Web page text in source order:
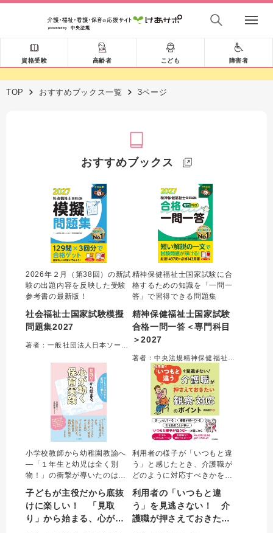
資格受験 高齢者 こども 障害者
TOP おすすめブックス一覧 3ページ
おすすめブックス
2026年２月（第38回）の新試
験の出題内容を反映した受験
参考書の最新版！
社会福祉士国家試験模擬
問題集2027
精神保健福祉士国家試験に合
格するための知識を「一問一
答」で習得できる問題集
精神保健福祉士国家試験
合格一問一答＜専門科目
＞2027
小学校教師から幼稚園教諭へ
―「１年生と幼児は全く別
物！」の衝撃が導いたのは、
並びでともに学ぶ」への大転
換。幼児の溢れる生命力と好
奇心に真正面から向き合う現
子どもが主役だから底抜
けに楽しい！ 「見取
り」から始まる、心が動
利用者の様子が「いつもと違
う」と感じたとき、介護職が
どのように対応すべきかを簡
イント、原因と考えられる病
気や状態、介護職としての対
応、医療職に報告すること、
利用者の「いつもと違
う」を見逃さない！ 介
護職が押さえておきたい